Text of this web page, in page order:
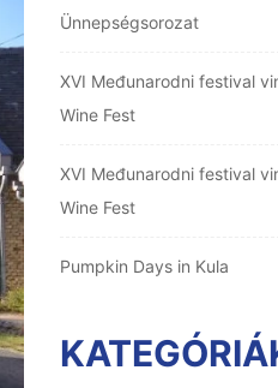
Ünnepségsorozat
XVI Međunarodni festival
Wine Fest
XVI Međunarodni festival
Wine Fest
Pumpkin Days in Kula